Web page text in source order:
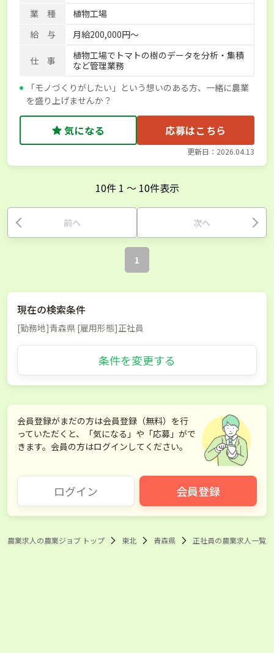
業 種
植物工場
給 与
月給200,000円～
仕 事
植物工場でトマトの樹のデータを分析・集積
など管理業務
「モノづくりがしたい」という想いのある方、一緒に農業
を盛り上げませんか？
気になる 応募はこちら
更新日：2026.04.13
10件 1 〜 10件表示
前へ 次へ
1
現在の検索条件
[勤務地]青森県 [雇用形態]正社員
条件を変更する
会員登録がまだの方は会員登録（無料）を行
っていただくと、「気になる」や「応募」がで
きます。会員の方はログインしてください。
ログイン 会員登録
農業求人の農業ジョブ トップ 東北 青森県 正社員の農業求人一覧